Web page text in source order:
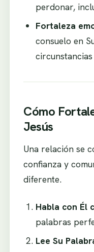
perdonar,
Fortaleza
consuelo en
Cómo
Jesús
Una relación se
confianza y
diferente.
Habla con Él
palabras
Lee Su